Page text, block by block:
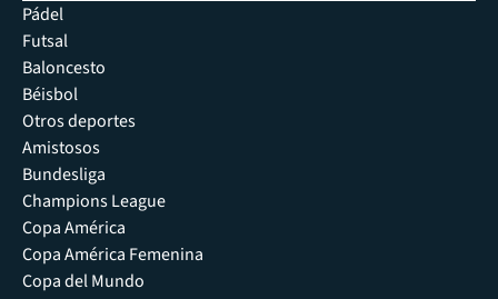
Pádel
Futsal
Baloncesto
Béisbol
Otros deportes
Amistosos
Bundesliga
Champions League
Copa América
Copa América Femenina
Copa del Mundo